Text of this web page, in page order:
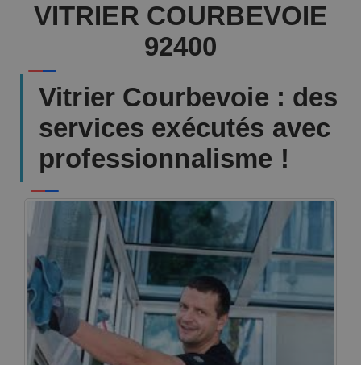
VITRIER COURBEVOIE
92400
Vitrier Courbevoie : des
services exécutés avec
professionnalisme !